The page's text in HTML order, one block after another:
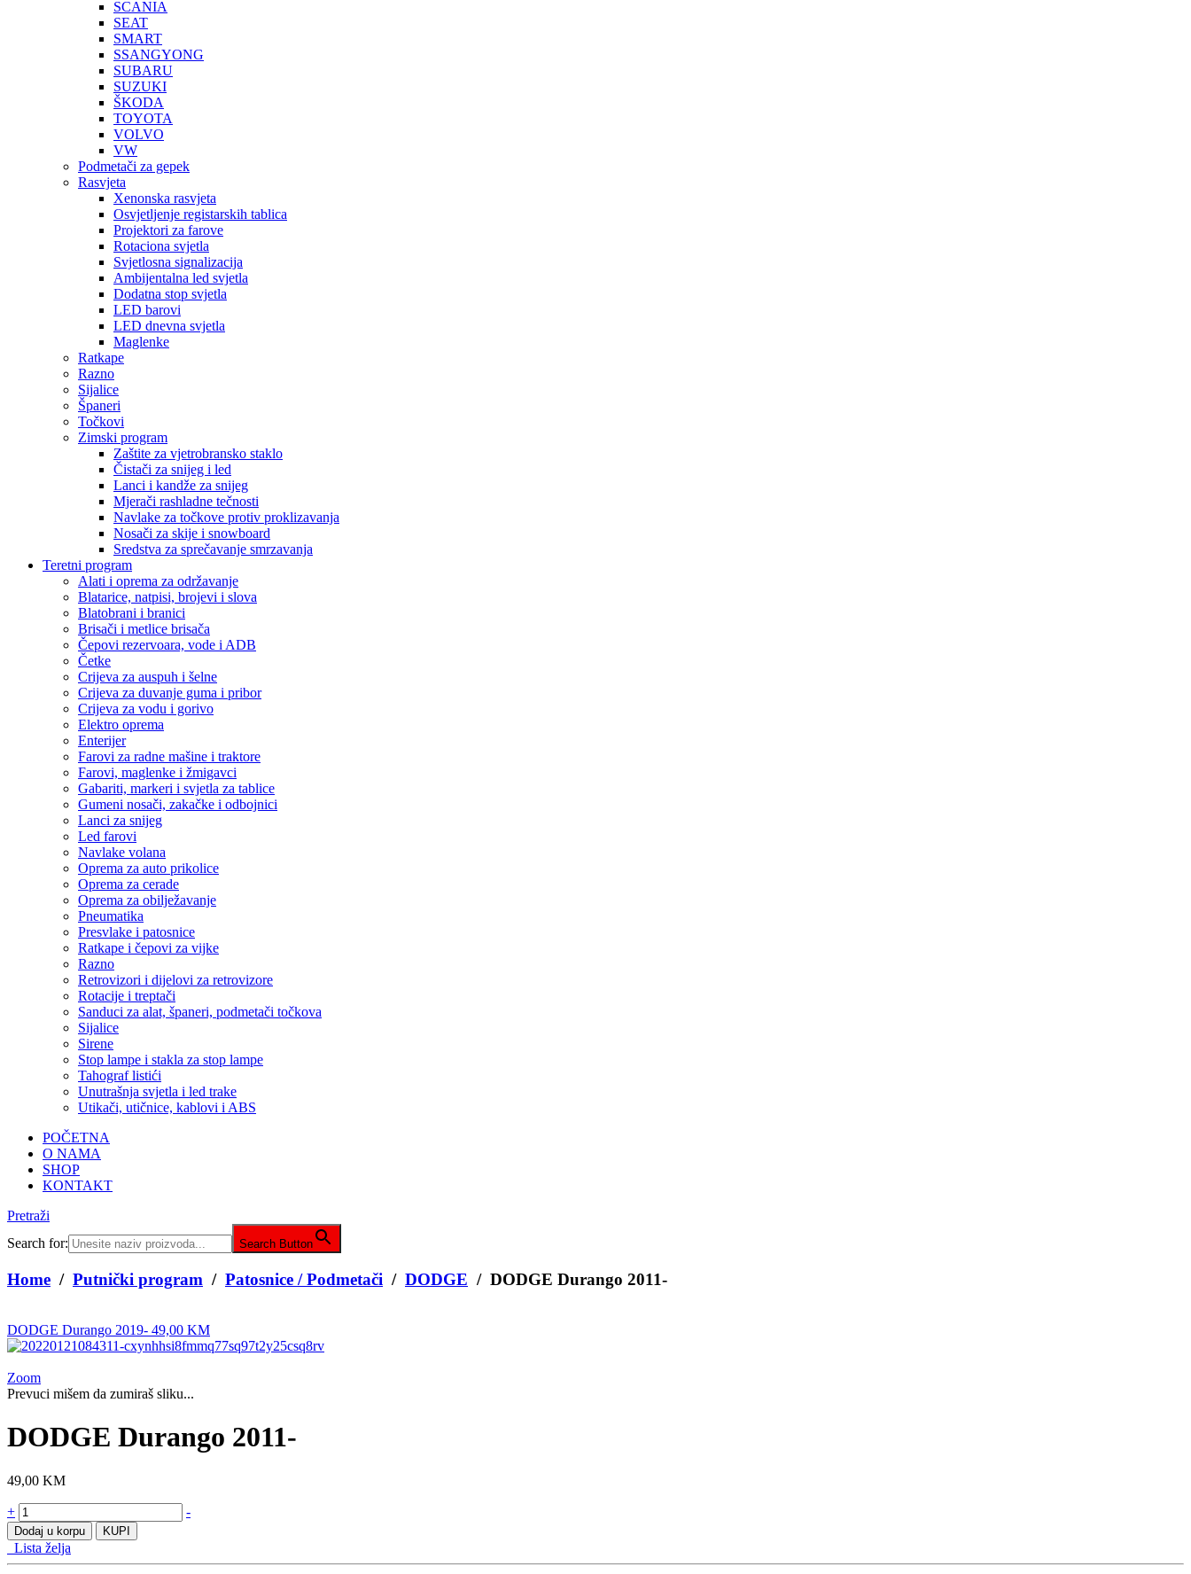
SCANIA
SEAT
SMART
SSANGYONG
SUBARU
SUZUKI
ŠKODA
TOYOTA
VOLVO
VW
Podmetači za gepek
Rasvjeta
Xenonska rasvjeta
Osvjetljenje registarskih tablica
Projektori za farove
Rotaciona svjetla
Svjetlosna signalizacija
Ambijentalna led svjetla
Dodatna stop svjetla
LED barovi
LED dnevna svjetla
Maglenke
Ratkape
Razno
Sijalice
Španeri
Točkovi
Zimski program
Zaštite za vjetrobransko staklo
Čistači za snijeg i led
Lanci i kandže za snijeg
Mjerači rashladne tečnosti
Navlake za točkove protiv proklizavanja
Nosači za skije i snowboard
Sredstva za sprečavanje smrzavanja
Teretni program
Alati i oprema za održavanje
Blatarice, natpisi, brojevi i slova
Blatobrani i branici
Brisači i metlice brisača
Čepovi rezervoara, vode i ADB
Četke
Crijeva za auspuh i šelne
Crijeva za duvanje guma i pribor
Crijeva za vodu i gorivo
Elektro oprema
Enterijer
Farovi za radne mašine i traktore
Farovi, maglenke i žmigavci
Gabariti, markeri i svjetla za tablice
Gumeni nosači, zakačke i odbojnici
Lanci za snijeg
Led farovi
Navlake volana
Oprema za auto prikolice
Oprema za cerade
Oprema za obilježavanje
Pneumatika
Presvlake i patosnice
Ratkape i čepovi za vijke
Razno
Retrovizori i dijelovi za retrovizore
Rotacije i treptači
Sanduci za alat, španeri, podmetači točkova
Sijalice
Sirene
Stop lampe i stakla za stop lampe
Tahograf listići
Unutrašnja svjetla i led trake
Utikači, utičnice, kablovi i ABS
POČETNA
O NAMA
SHOP
KONTAKT
Pretraži
Search for:
Search Button
Home / Putnički program / Patosnice / Podmetači / DODGE / DODGE Durango 2011-
DODGE Durango 2019- 49,00 KM
Zoom
Prevuci mišem da zumiraš sliku...
DODGE Durango 2011-
49,00 KM
DODGE
Durango
2011-
količine
+ -
Dodaj u korpu KUPI
Lista želja